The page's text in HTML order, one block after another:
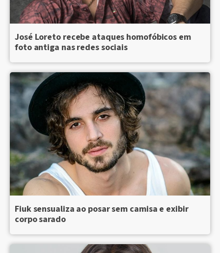
José Loreto recebe ataques homofóbicos em
foto antiga nas redes sociais
Fiuk sensualiza ao posar sem camisa e exibir
corpo sarado